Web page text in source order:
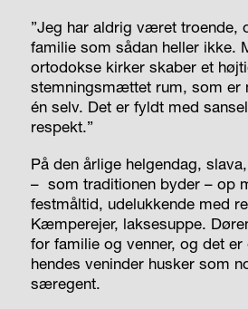
”Jeg har aldrig været troende,
familie som sådan heller ikke.
ortodokse kirker skaber et
stemningsmættet rum, som er
én selv. Det er fyldt med
respekt.”
På den årlige helgendag, slava
– som traditionen byder – op
festmåltid, udelukkende med
Kæmperejer, laksesuppe.
for familie og venner, og det er
hendes veninder husker som
særegent.